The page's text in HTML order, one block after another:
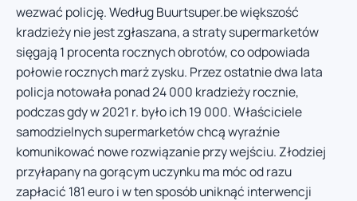
wezwać policję. Według Buurtsuper.be większość
kradzieży nie jest zgłaszana, a straty supermarketów
sięgają 1 procenta rocznych obrotów, co odpowiada
połowie rocznych marż zysku. Przez ostatnie dwa lata
policja notowała ponad 24 000 kradzieży rocznie,
podczas gdy w 2021 r. było ich 19 000. Właściciele
samodzielnych supermarketów chcą wyraźnie
komunikować nowe rozwiązanie przy wejściu. Złodziej
przyłapany na gorącym uczynku ma móc od razu
zapłacić 181 euro i w ten sposób uniknąć interwencji